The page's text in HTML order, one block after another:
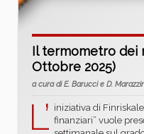
Il termometro dei
Ottobre 2025)
a cura di E. Barucci e D.
L’ iniziativa di
finanziari” vuole